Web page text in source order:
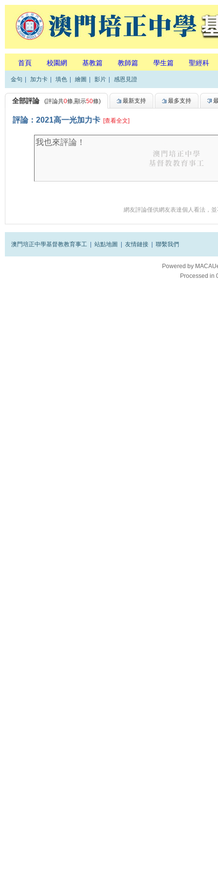
首頁 校園網 基教篇 教師篇 學生篇 聖經科
金句 加力卡 填色 繪圖 影片 感恩見證
全部評論 (評論共0條,顯示50條) 最新支持 最多支持
評論：2021高一光加力卡 [查看全文]
網友評論僅供網友表達個人看法，
澳門培正中學基督教教育事工 站點地圖 友情鏈接 聯繫我們
Powered by
Processed in